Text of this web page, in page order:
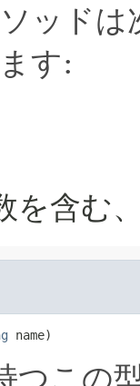
ッド
す:
を含む
name)
つこの